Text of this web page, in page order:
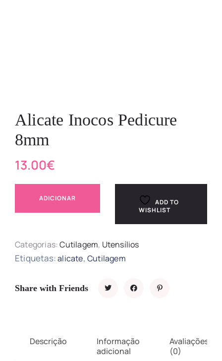
Alicate Inocos Pedicure
8mm
13.00€
ADICIONAR
ADD TO
WISHLIST
Categorias:Cutilagem, Utensílios
Etiquetas:alicate,Cutilagem
Share with Friends
Descrição
Informação
adicional
Avaliações
(0)